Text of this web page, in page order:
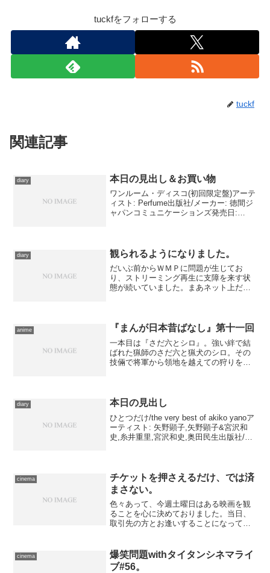
tuckfをフォローする
tuckf
関連記事
diary 本日の見出し＆お買い物
ワンルーム・ディスコ(初回限定盤)アーテ
ィスト: Perfume出版社/メーカー: 徳間ジ
ャパンコミュニケーションズ発売日:
diary 観られるようになりました。
だいぶ前からＷＭＰに問題が生じてお
り、ストリーミング再生に支障を来す状
態が続いていました。まあネット上だけ
入したムービーファイルの認...
anime 『まんが日本昔ばなし』第十一回
一本目は『さだ六とシロ』。強い絆で結
ばれた猟師のさだ六と猟犬のシロ。その
技倆で将軍から領地を越えての狩りを許
地を越えて追い詰める……...
diary 本日の見出し
ひとつだけ/the very best of akiko yanoア
ーティスト: 矢野顕子,矢野顕子&宮沢和
史,糸井重里,宮沢和史,奥田民生出版社/メ
cinema
チケットを押さえるだけ、では済
まさない。
色々あって、今週土曜日はある映画を観
ることを心に決めておりました。当日、
取引先の方とお逢いすることになってい
した。 いちおう話題作――というか、
個人的にもヒットして欲し...
cinema
爆笑問題withタイタンシネマライ
ブ#56。